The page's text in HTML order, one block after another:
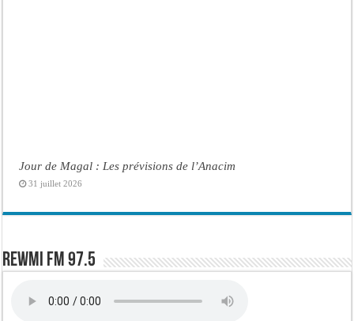
Jour de Magal : Les prévisions de l’Anacim
31 juillet 2026
Rewmi FM 97.5